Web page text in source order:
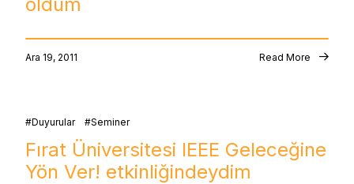
Ara 19, 2011 Read More
Duyurular Seminer
Fırat Üniversitesi IEEE Geleceğine
Yön Ver! etkinliğindeydim